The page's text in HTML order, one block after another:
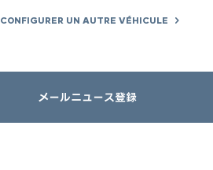
CONFIGURER UN AUTRE VÉHICULE
メールニュース登録